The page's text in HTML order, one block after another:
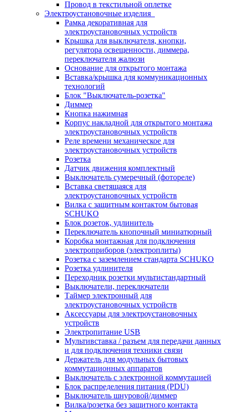
Провод в текстильной оплетке
Электроустановочные изделия
Рамка декоративная для
электроустановочных устройств
Крышка для выключателя, кнопки,
регулятора освещенности, диммера,
переключателя жалюзи
Основание для открытого монтажа
Вставка/крышка для коммуникационных
технологий
Блок "Выключатель-розетка"
Диммер
Кнопка нажимная
Корпус накладной для открытого монтажа
электроустановочных устройств
Реле времени механическое для
электроустановочных устройств
Розетка
Датчик движения комплектный
Выключатель сумеречный (фотореле)
Вставка светящаяся для
электроустановочных устройств
Вилка с защитным контактом бытовая
SCHUKO
Блок розеток, удлинитель
Переключатель кнопочный миниатюрный
Коробка монтажная для подключения
электроприборов (электроплиты)
Розетка с заземлением стандарта SCHUKO
Розетка удлинителя
Переходник розетки мультистандартный
Выключатели, переключатели
Таймер электронный для
электроустановочных устройств
Аксессуары для электроустановочных
устройств
Электропитание USB
Мультивставка / разъем для передачи данных
и для подключения техники связи
Держатель для модульных бытовых
коммутационных аппаратов
Выключатель с электронной коммутацией
Блок распределения питания (PDU)
Выключатель шнуровой/диммер
Вилка/розетка без защитного контакта